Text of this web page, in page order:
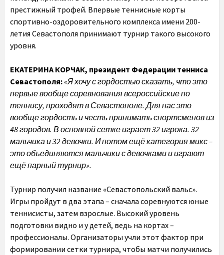
престижный трофей. Впервые теннисные корты
спортивно-оздоровительного комплекса имени 200-
летия Севастополя принимают турнир такого высокого
уровня.
ЕКАТЕРИНА КОРЧАК, президент Федерации тенниса
Севастополя:«Я хочу с гордостью сказать, что это
первые вообще соревнования всероссийские по
теннису, проходят в Севастополе. Для нас это
вообще гордость и честь принимать спортсменов из
48 городов. В основной сетке играет 32 игрока. 32
мальчика и 32 девочки. И потом ещё категория микс –
это объединяются мальчики с девочками и играют
ещё парный турнир».
Турнир получил название «Севастопольский вальс».
Игры пройдут в два этапа – сначала соревнуются юные
теннисисты, затем взрослые. Высокий уровень
подготовки видно и у детей, ведь на кортах –
профессионалы. Организаторы учли этот фактор при
формировании сетки турнира, чтобы матчи получились